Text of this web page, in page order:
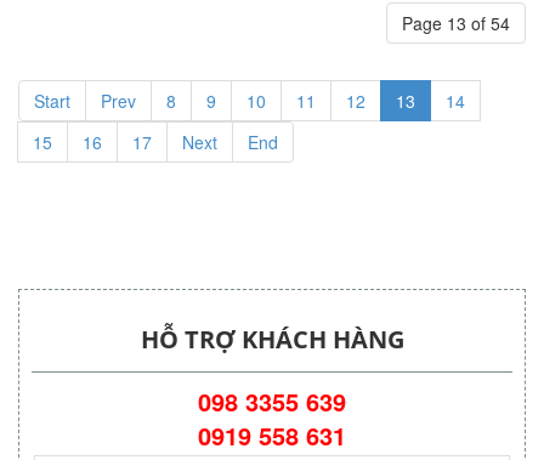
Page 13 of 54
Start Prev 8 9 10 11 12 13
14
15
16 17 Next End
HỖ TRỢ KHÁCH HÀNG
098 3355 639
0919 558 631